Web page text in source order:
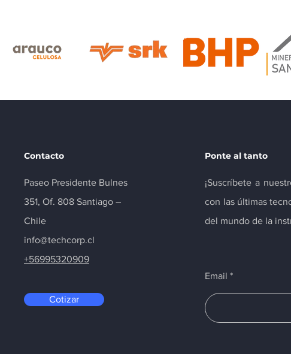
Contacto
Paseo Presidente Bulnes
351, Of. 808 Santiago –
Chile
info@techcorp.cl
+56995320909
Cotizar
Ponte al tanto
¡Suscríbete a
con las últimas
del mundo de la
Email